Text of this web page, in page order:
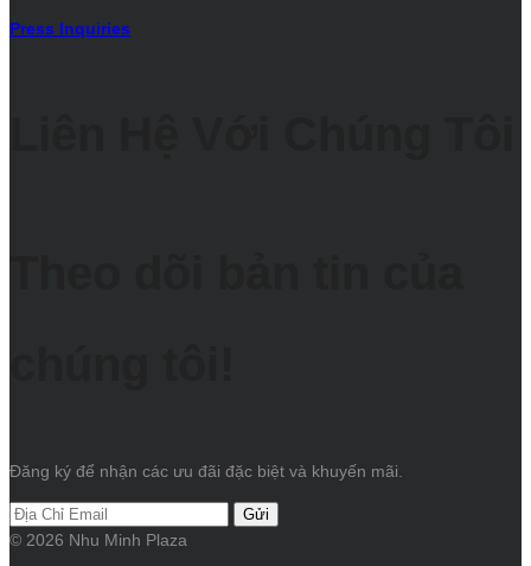
Press Inquiries
Đăng ký để nhận các ưu đãi đặc biệt và khuyến mãi.
Gửi
© 2026 Nhu Minh Plaza